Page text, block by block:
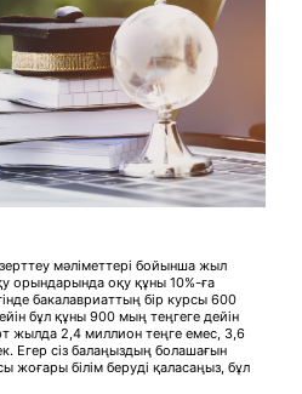
мәліметтері бойынша жыл
орындарында оқу құны 10%-ға
бакалавриаттың бір курсы 600
бұл құны 900 мың теңгеге дейін
жылда 2,4 миллион теңге емес, 3,6
Егер сіз балаңыздың болашағын
жоғары білім беруді қаласаңыз, бұл